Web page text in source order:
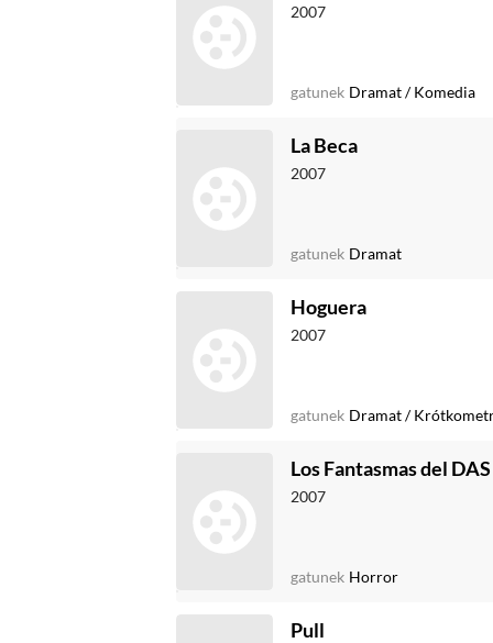
2007
gatunek Dramat/Komedia
La Beca
2007
gatunek Dramat
Hoguera
2007
gatunek Dramat/
Los Fantasmas del DAS
2007
gatunek Horror
Pull